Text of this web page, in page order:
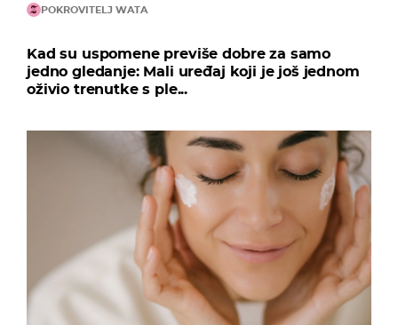
POKROVITELJ WATA
Kad su uspomene previše dobre za samo
jedno gledanje: Mali uređaj koji je još jednom
oživio trenutke s ple...